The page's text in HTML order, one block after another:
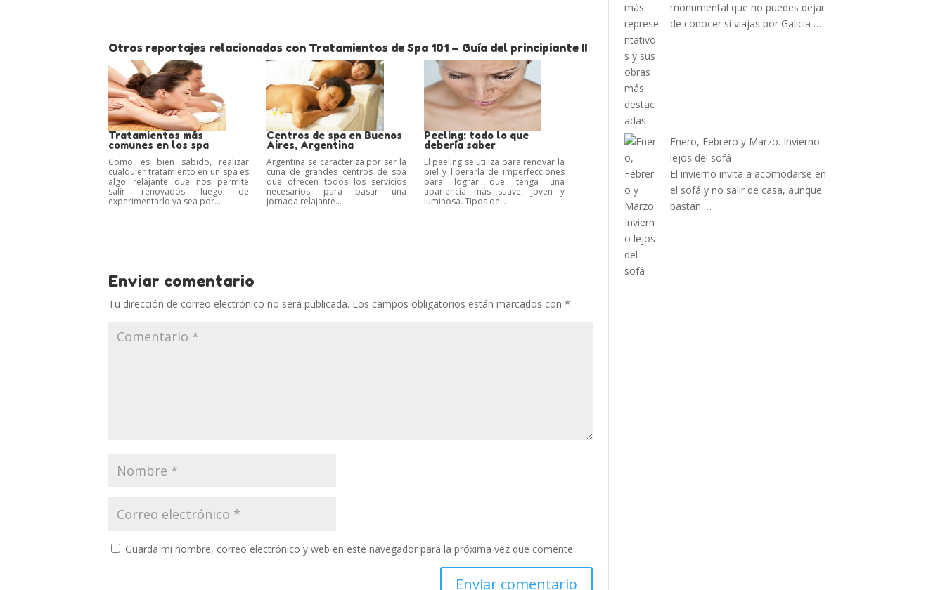
Otros reportajes relacionados con Tratamientos de Spa 101 – Guía del principiante II
Tratamientos más
comunes en los spa
Como es bien sabido, realizar
cualquier tratamiento en un spa es
algo relajante que nos permite
salir renovados luego de
experimentarlo ya sea por...
Centros de spa en Buenos
Aires, Argentina
Argentina se caracteriza por ser la
cuna de grandes centros de spa
que ofrecen todos los servicios
necesarios para pasar una
jornada relajante...
Peeling: todo lo que
debería saber
El peeling se utiliza para renovar la
piel y liberarla de imperfecciones
para lograr que tenga una
apariencia más suave, joven y
luminosa. Tipos de...
Enviar comentario
Tu dirección de correo electrónico no será publicada. Los campos obligatorios están marcados con*
Guarda mi nombre, correo electrónico y web en este navegador para la próxima vez que comente.
monumental que no puedes dejar
de conocer si viajas por Galicia …
Enero, Febrero y Marzo. Invierno
lejos del sofá
El invierno invita a acomodarse en
el sofá y no salir de casa, aunque
bastan …